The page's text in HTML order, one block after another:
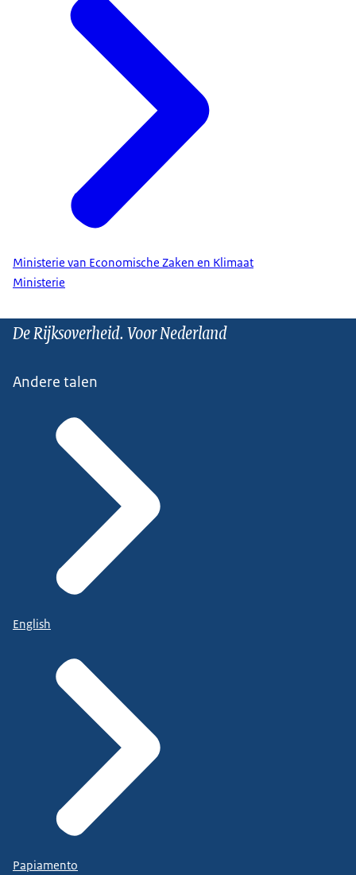
Ministerie van Economische Zaken en Klimaat
Ministerie
De Rijksoverheid. Voor Nederland
Andere talen
English
Papiamento